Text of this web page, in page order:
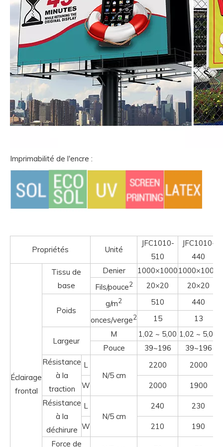
Imprimabilité de l'encre :
Propriétés Unité
JFC1010-
510
JFC1010-
440
Éclairage
frontal
Tissu de
base
Denier 1000×10001000×1000
Fils/pouce2 20×20 20×20
Poids
g/m2 510
440
onces/verge2 15 13
Largeur
M 1,02 ~ 5,00 1,02 ~ 5,00
Pouce
39~196
39~196
Résistance
à la
traction
L
N/5 cm
2200 2000
W 2000
1900
Résistance
à la
déchirure
L
N/5 cm
240 230
W 210
190
Force de